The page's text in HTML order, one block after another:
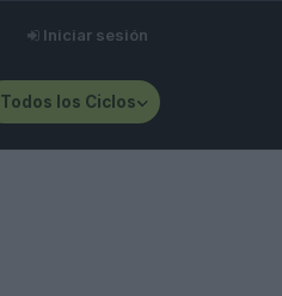
Iniciar sesión
Todos los Ciclos